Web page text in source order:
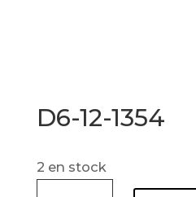
D6-12-1354
2 en stock